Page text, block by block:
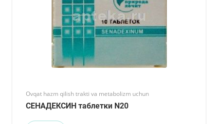
Ovqat hazm qilish trakti va metabolizm uchun
СЕНАДЕКСИН таблетки N20